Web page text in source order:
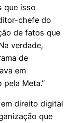
que isso
chefe do
de fatos que
verdade,
de
em
Meta.”
direito digital
que